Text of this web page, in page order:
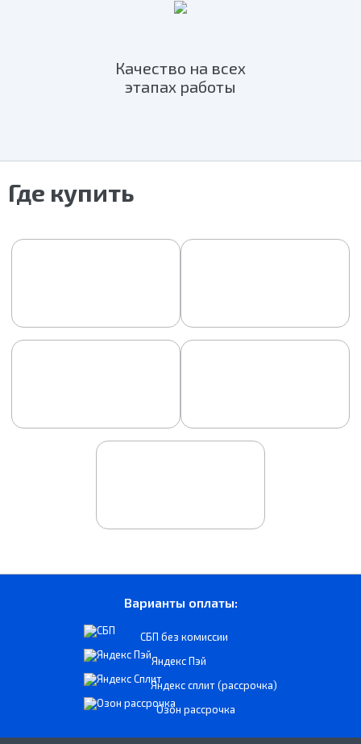
Качество на всех
этапах работы
Где купить
Варианты оплаты:
СБП без комиссии
Яндекс Пэй
Яндекс сплит (рассрочка)
Озон рассрочка